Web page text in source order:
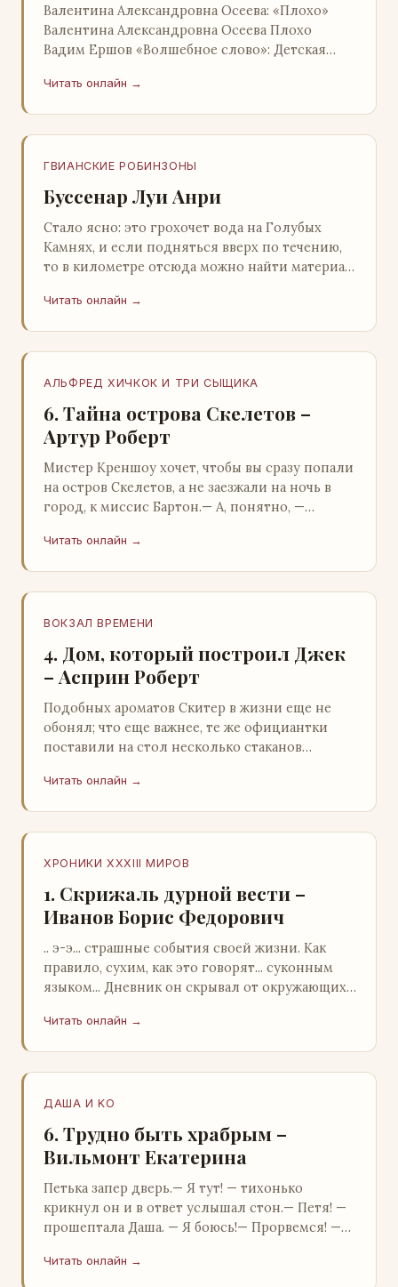
Валентина Александровна Осеева: «Плохо»
Валентина Александровна Осеева Плохо
Вадим Ершов «Волшебное слово»: Детская
Александровна ОСЕЕВ…
Читать онлайн →
ГВИАНСКИЕ РОБИНЗОНЫ
Буссенар Луи Анри
Стало ясно: это грохочет вода на Голубых
Камнях, и если подняться вверх по течению,
то в километре отсюда можно найти материал
крас…
Читать онлайн →
АЛЬФРЕД ХИЧКОК И ТРИ СЫЩИКА
6. Тайна острова Скелетов –
Артур Роберт
Мистер Креншоу хочет, чтобы вы сразу попали
на остров Скелетов, а не заезжали на ночь в
город, к миссис Бартон.— А, понятно, —
«кризис»…
Читать онлайн →
ВОКЗАЛ ВРЕМЕНИ
4. Дом, который построил Джек
– Асприн Роберт
Подобных ароматов Скитер в жизни еще не
обонял; что еще важнее, те же официантки
поставили на стол несколько стаканов
Скитер опрокин…
Читать онлайн →
ХРОНИКИ XXXIII МИРОВ
1. Скрижаль дурной вести –
Иванов Борис Федорович
.. э-э... страшные события своей жизни. Как
правило, сухим, как это говорят... суконным
языком... Дневник он скрывал от окружающих.
Читать онлайн →
ДАША И KO
6. Трудно быть храбрым –
Вильмонт Екатерина
Петька запер дверь.— Я тут! — тихонько
крикнул он и в ответ услышал стон.— Петя! —
прошептала Даша. — Я боюсь!— Прорвемся! —
…
Читать онлайн →